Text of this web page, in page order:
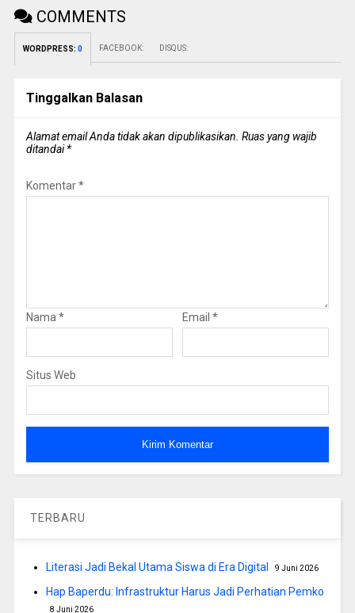
COMMENTS
WORDPRESS: 0 FACEBOOK: DISQUS:
Tinggalkan Balasan
Alamat email Anda tidak akan dipublikasikan. Ruas yang wajib
ditandai*
Komentar*
Nama * Email *
Situs Web
TERBARU
Literasi Jadi Bekal Utama Siswa di Era Digital 9 Juni 2026
Hap Baperdu: Infrastruktur Harus Jadi Perhatian Pemko
8 Juni 2026